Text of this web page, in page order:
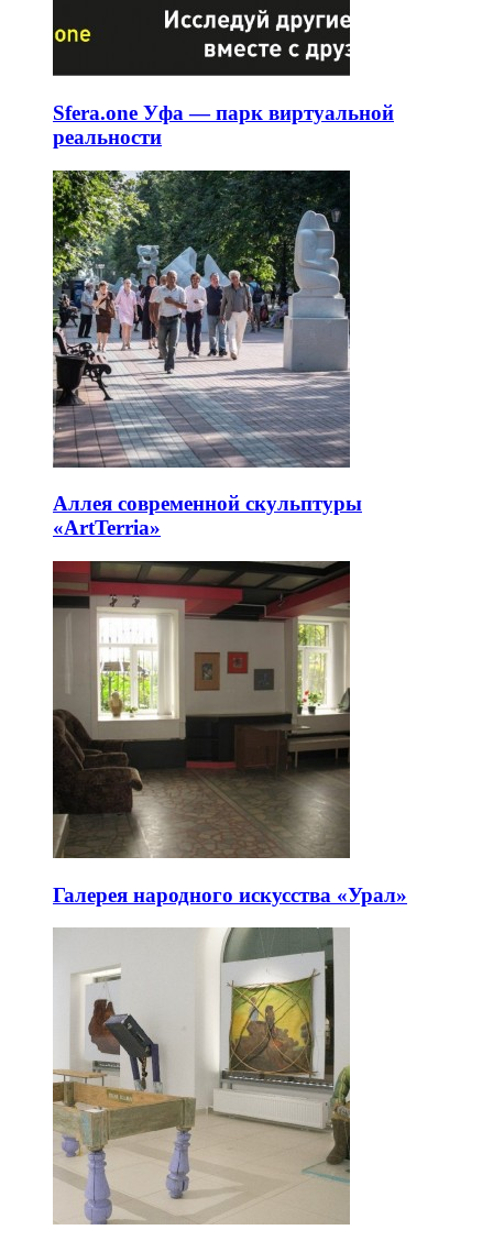
Sfera.one Уфа — парк виртуальной
реальности
Аллея современной скульптуры
«ArtTerria»
Галерея народного искусства «Урал»